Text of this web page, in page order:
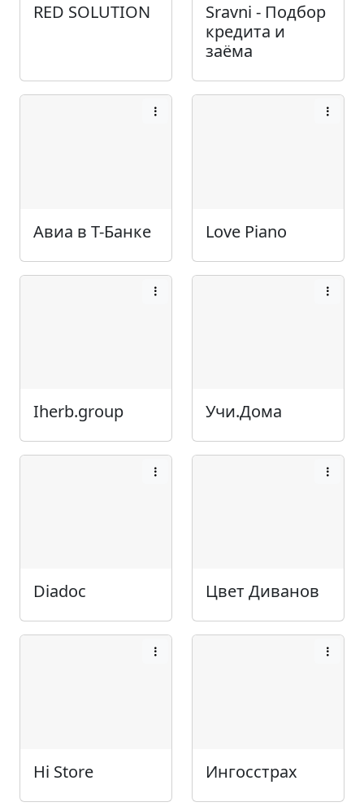
RED SOLUTION
Sravni - Подбор
кредита и
заёма
Авиа в Т-Банке Love Piano
Iherb.group Учи.Дома
Diadoc Цвет Диванов
Hi Store Ингосстрах